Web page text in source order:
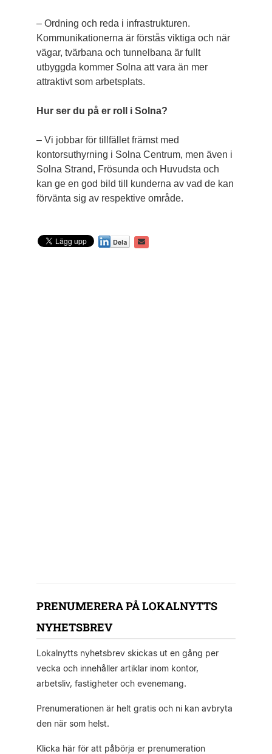
– Ordning och reda i infrastrukturen.
Kommunikationerna är förstås viktiga och när
vägar, tvärbana och tunnelbana är fullt
utbyggda kommer Solna att vara än mer
attraktivt som arbetsplats.
Hur ser du på er roll i Solna?
– Vi jobbar för tillfället främst med
kontorsuthyrning i Solna Centrum, men även i
Solna Strand, Frösunda och Huvudsta och
kan ge en god bild till kunderna av vad de kan
förvänta sig av respektive område.
PRENUMERERA PÅ LOKALNYTTS
NYHETSBREV
Lokalnytts nyhetsbrev skickas ut en gång per
vecka och innehåller artiklar inom kontor,
arbetsliv, fastigheter och evenemang.
Prenumerationen är helt gratis och ni kan avbryta
den när som helst.
Klicka här för att påbörja er prenumeration